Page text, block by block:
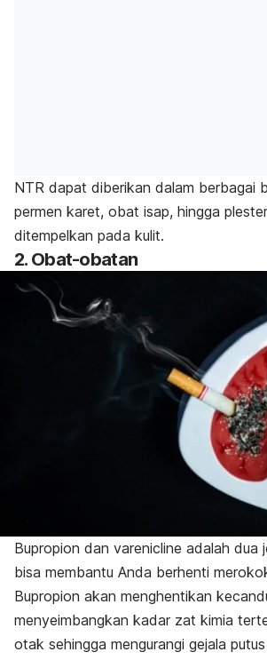
NTR dapat diberikan dalam berbagai
permen karet, obat isap, hingga
ditempelkan pada kulit.
2. Obat-obatan
Bupropion dan varenicline adalah dua
bisa membantu Anda berhenti
Bupropion akan menghentikan
menyeimbangkan kadar zat kimia
otak sehingga mengurangi gejala